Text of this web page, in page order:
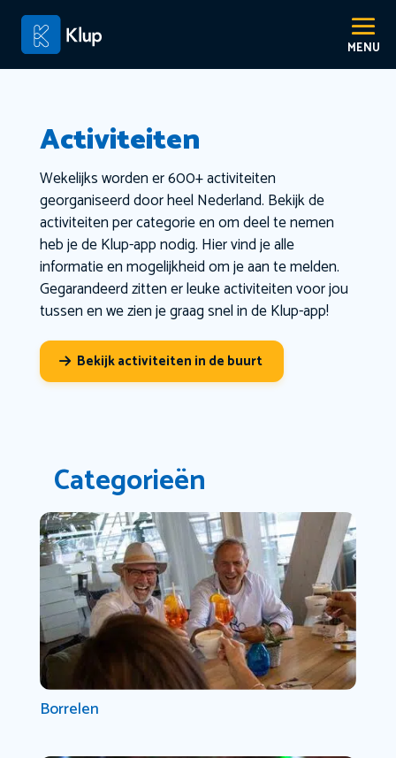
Activiteiten
Wekelijks worden er 600+ activiteiten
georganiseerd door heel Nederland. Bekijk de
activiteiten per categorie en om deel te nemen
heb je de Klup-app nodig. Hier vind je alle
informatie en mogelijkheid om je aan te melden.
Gegarandeerd zitten er leuke activiteiten voor jou
tussen en we zien je graag snel in de Klup-app!
Bekijk activiteiten in de buurt
Categorieën
Borrelen